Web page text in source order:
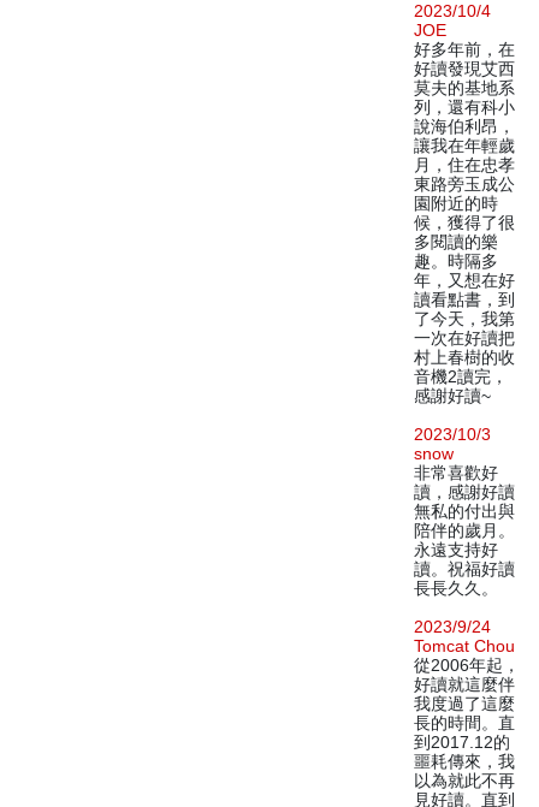
2023/10/4
JOE
好多年前，在
好讀發現艾西
莫夫的基地系
列，還有科小
說海伯利昂，
讓我在年輕歲
月，住在忠孝
東路旁玉成公
園附近的時
候，獲得了很
多閱讀的樂
趣。時隔多
年，又想在好
讀看點書，到
了今天，我第
一次在好讀把
村上春樹的收
音機2讀完，
感謝好讀~
2023/10/3
snow
非常喜歡好
讀，感謝好讀
無私的付出與
陪伴的歲月。
永遠支持好
讀。祝福好讀
長長久久。
2023/9/24
Tomcat Chou
從2006年起，
好讀就這麼伴
我度過了這麼
長的時間。直
到2017.12的
噩耗傳來，我
以為就此不再
見好讀。直到